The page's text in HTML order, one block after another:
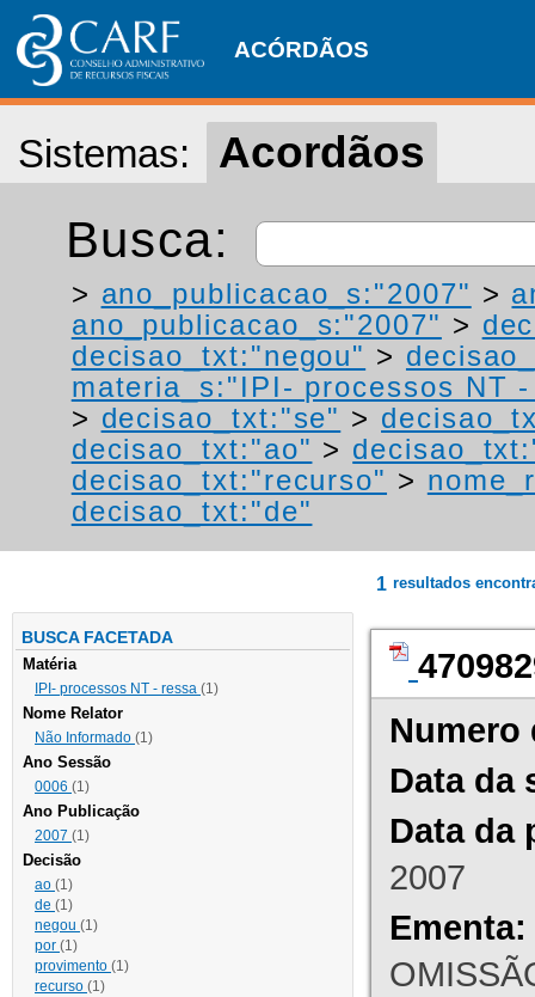
ACÓRDÃOS
Sistemas: Acordãos
Busca:
> ano_publicacao_s:"2007" >
ano_publicacao_s:"2007" >
decisao_txt:"negou" >
materia_s:"IPI- processos NT
> decisao_txt:"se" >
decisao_txt:"ao" >
decisao_txt:"recurso" >
decisao_txt:"de"
BUSCA FACETADA
Matéria
IPI- processos NT - ressa (1)
Nome Relator
Não Informado (1)
Ano Sessão
0006 (1)
Ano Publicação
2007 (1)
Decisão
ao (1)
de (1)
negou (1)
por (1)
provimento (1)
recurso (1)
1 resultados
Numero
Data da
Data da
2007
Ementa: